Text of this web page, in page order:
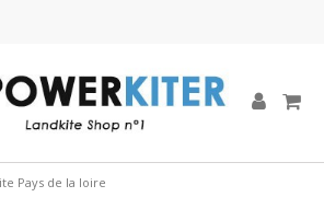
Pays de la loire